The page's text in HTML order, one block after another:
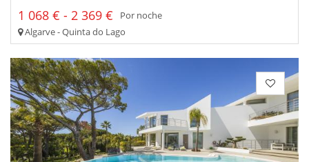
1 068 € - 2 369 €
Por noche
Algarve - Quinta do Lago